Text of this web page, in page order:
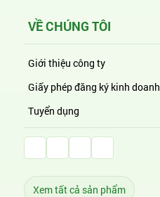
VỀ CHÚNG TÔI
Giới thiệu công ty
Giấy phép đăng ký kinh doanh
Tuyển dụng
Xem tất cả sản phẩm